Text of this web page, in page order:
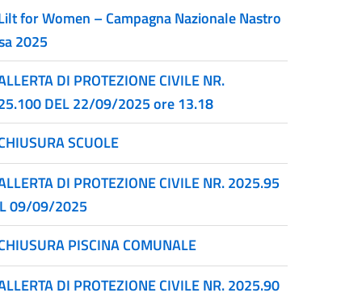
for Women – Campagna Nazionale Nastro
2025
DI PROTEZIONE CIVILE NR.
DEL 22/09/2025 ore 13.18
SCUOLE
DI PROTEZIONE CIVILE NR. 2025.95
09/09/2025
PISCINA COMUNALE
DI PROTEZIONE CIVILE NR. 2025.90